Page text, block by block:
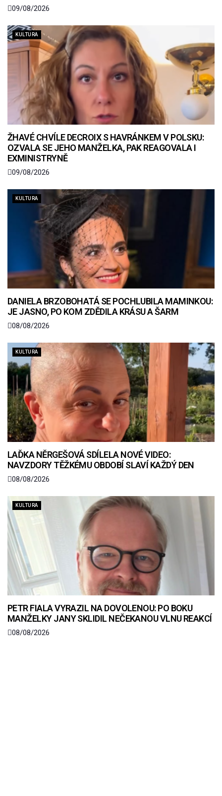
09/08/2026
KULTURA
ŽHAVÉ CHVÍLE DECROIX S HAVRÁNKEM V POLSKU:
OZVALA SE JEHO MANŽELKA, PAK REAGOVALA I
EXMINISTRYNĚ
09/08/2026
KULTURA
DANIELA BRZOBOHATÁ SE POCHLUBILA MAMINKOU:
JE JASNO, PO KOM ZDĚDILA KRÁSU A ŠARM
08/08/2026
KULTURA
LAĎKA NĚRGEŠOVÁ SDÍLELA NOVÉ VIDEO:
NAVZDORY TĚŽKÉMU OBDOBÍ SLAVÍ KAŽDÝ DEN
08/08/2026
KULTURA
PETR FIALA VYRAZIL NA DOVOLENOU: PO BOKU
MANŽELKY JANY SKLIDIL NEČEKANOU VLNU REAKCÍ
08/08/2026